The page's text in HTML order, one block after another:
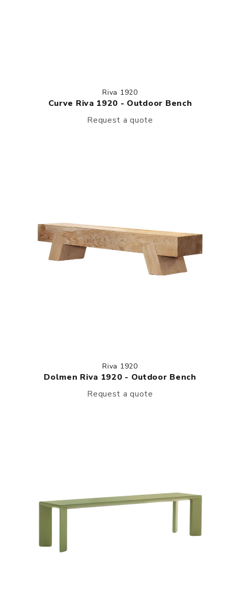
Riva 1920
Curve Riva 1920 - Outdoor Bench
Request a quote
Riva 1920
Dolmen Riva 1920 - Outdoor Bench
Request a quote